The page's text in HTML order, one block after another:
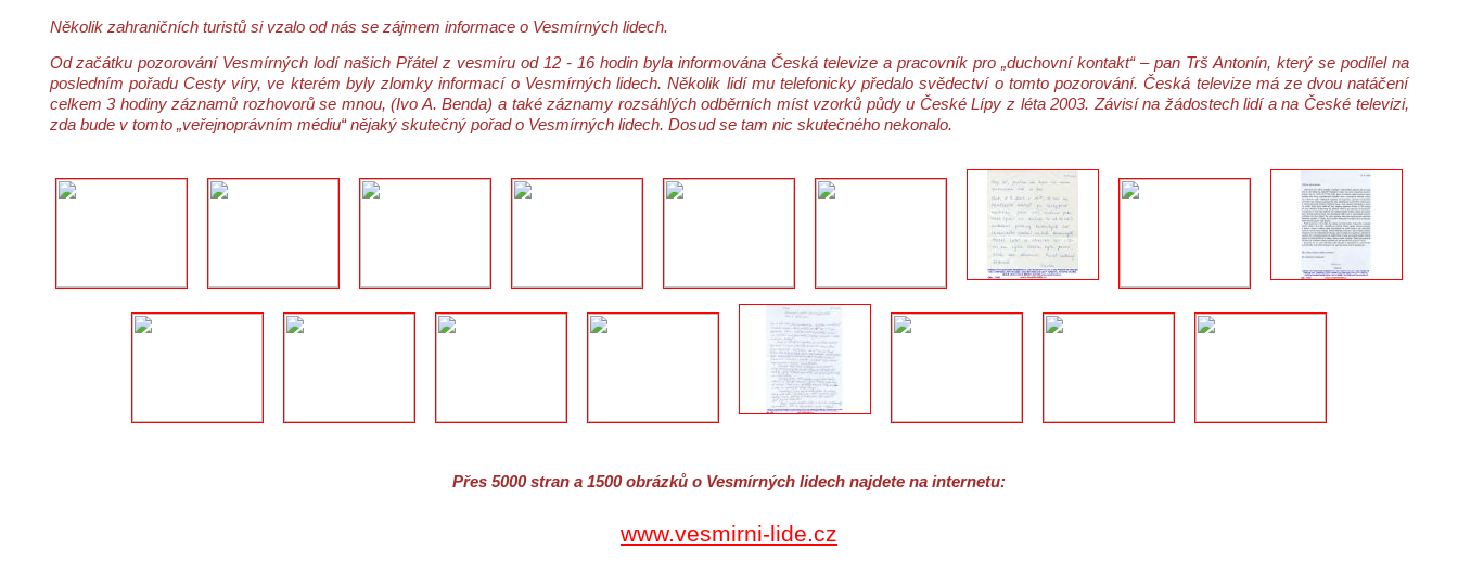
Několik zahraničních turistů si vzalo od nás se zájmem informace o Vesmírných lidech.
Od začátku pozorování Vesmírných lodí našich Přátel z vesmíru od 12 - 16 hodin byla informována Česká televize a pracovník pro „duchovní kontakt“ – pan Trš Antonín, který se podílel na
posledním pořadu Cesty víry, ve kterém byly zlomky informací o Vesmírných lidech. Několik lidí mu telefonicky předalo svědectví o tomto pozorování. Česká televize má ze dvou natáčení
celkem 3 hodiny záznamů rozhovorů se mnou, (Ivo A. Benda) a také záznamy rozsáhlých odběrních míst vzorků půdy u České Lípy z léta 2003. Závisí na žádostech lidí a na České televizi,
zda bude v tomto „veřejnoprávním médiu“ nějaký skutečný pořad o Vesmírných lidech. Dosud se tam nic skutečného nekonalo.
Přes 5000 stran a 1500 obrázků o Vesmírných lidech najdete na internetu:
www.vesmirni-lide.cz